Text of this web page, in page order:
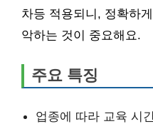
차등 적용되니, 정확하
악하는 것이 중요해요.
주요 특징
업종에 따라 교육 시